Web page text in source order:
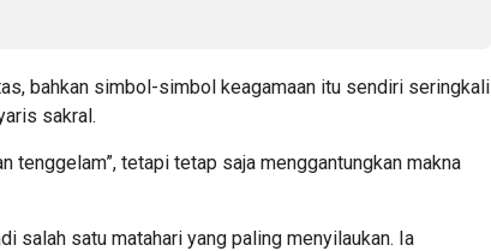
bahkan simbol-simbol keagamaan itu sendiri seringkali
sakral.
tenggelam”, tetapi tetap saja menggantungkan makna
salah satu matahari yang paling menyilaukan. Ia